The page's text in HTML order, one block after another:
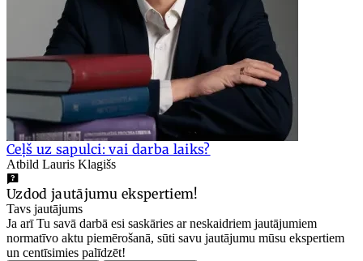
Ceļš uz sapulci: vai darba laiks?
Atbild Lauris Klagišs
Uzdod jautājumu ekspertiem!
Tavs jautājums
Ja arī Tu savā darbā esi saskāries ar neskaidriem jautājumiem
normatīvo aktu piemērošanā, sūti savu jautājumu mūsu ekspertiem
un centīsimies palīdzēt!